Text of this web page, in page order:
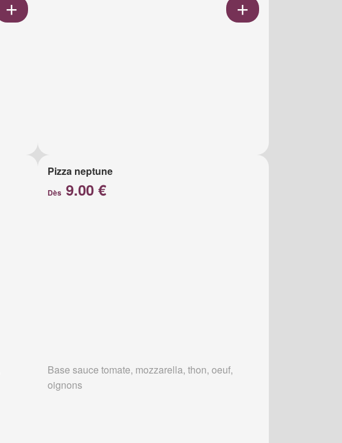
Pizza neptune
Dès 9.00 €
Base sauce tomate, mozzarella, thon, oeuf,
oignons